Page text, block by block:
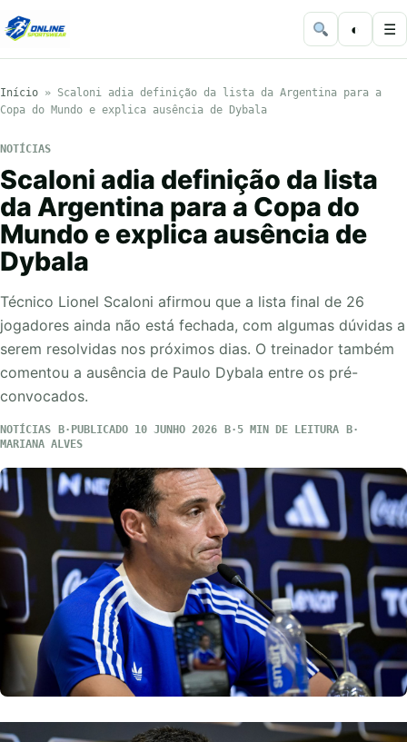
◐ ☰
Início » Scaloni adia definição da lista da Argentina para a
Copa do Mundo e explica ausência de Dybala
NOTÍCIAS
Scaloni adia definição da lista
da Argentina para a Copa do
Mundo e explica ausência de
Dybala
Técnico Lionel Scaloni afirmou que a lista final de 26
jogadores ainda não está fechada, com algumas dúvidas a
serem resolvidas nos próximos dias. O treinador também
comentou a ausência de Paulo Dybala entre os pré-
convocados.
NOTÍCIAS PUBLICADO 10 JUNHO 2026
5 MIN DE LEITURA
MARIANA ALVES